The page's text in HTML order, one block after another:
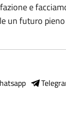
e
un futuro